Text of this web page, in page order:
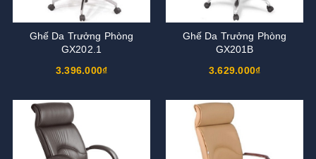
Ghế Da Trưởng Phòng
GX202.1
3.396.000₫
Ghế Da Trưởng Phòng
GX201B
3.629.000₫